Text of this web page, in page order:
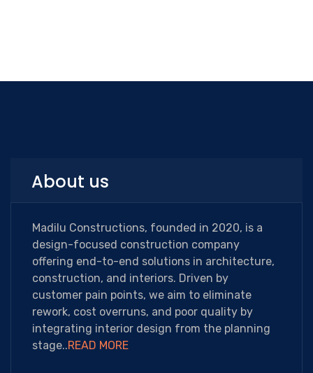
About us
Madilu Constructions, founded in 2020, is a
design-focused construction company
offering end-to-end solutions in architecture,
construction, and interiors. Driven by
customer pain points, we aim to eliminate
rework, cost overruns, and poor quality by
integrating interior design from the planning
stage..READ MORE